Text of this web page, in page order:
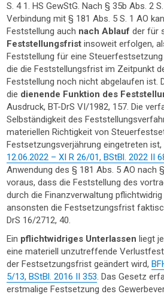
S. 4 1. HS GewStG. Nach § 35b Abs. 2
Verbindung mit § 181 Abs. 5 S. 1 AO
Feststellung auch nach Ablauf der für
Feststellungsfristinsoweit erfolgen,
Feststellung für eine
die die Feststellungsfrist im Zeitpunkt
Feststellung noch nicht abgelaufen ist.
die dienende Funktion des
Ausdruck, BT-DrS VI/1982, 157. Die
Selbständigkeit des
materiellen Richtigkeit von
Festsetzungsverjährung eingetreten
12.06.2022 – XI R 26/01, BStBl. 2022 II
Anwendung des § 181 Abs. 5 AO nach
voraus, dass die Feststellung des
durch die Finanzverwaltung
ansonsten die Festsetzungsfrist
DrS 16/2712, 40.
Ein pflichtwidriges Unterlassen liegt
eine materiell unzutreffende
der Festsetzungsfrist geändert wird,
5/13, BStBl. 2016 II 353. Das Gesetz
erstmalige Festsetzung des